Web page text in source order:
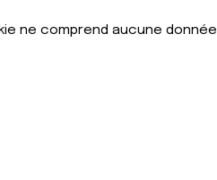
ne comprend aucune donnée